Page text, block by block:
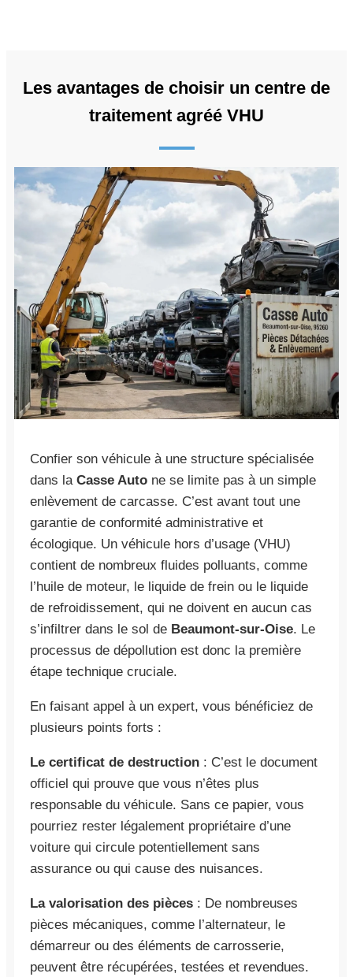
Les avantages de choisir un centre de
traitement agréé VHU
Confier son véhicule à une structure spécialisée
dans la Casse Auto ne se limite pas à un simple
enlèvement de carcasse. C’est avant tout une
garantie de conformité administrative et
écologique. Un véhicule hors d’usage (VHU)
contient de nombreux fluides polluants, comme
l’huile de moteur, le liquide de frein ou le liquide
de refroidissement, qui ne doivent en aucun cas
s’infiltrer dans le sol de Beaumont-sur-Oise. Le
processus de dépollution est donc la première
étape technique cruciale.
En faisant appel à un expert, vous bénéficiez de
plusieurs points forts :
Le certificat de destruction : C’est le document
officiel qui prouve que vous n’êtes plus
responsable du véhicule. Sans ce papier, vous
pourriez rester légalement propriétaire d’une
voiture qui circule potentiellement sans
assurance ou qui cause des nuisances.
La valorisation des pièces : De nombreuses
pièces mécaniques, comme l’alternateur, le
démarreur ou des éléments de carrosserie,
peuvent être récupérées, testées et revendues.